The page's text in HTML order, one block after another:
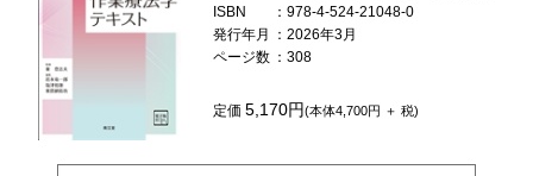
ISBN
：978-4-524-21048-0
発行年月
：2026年3月
ページ数 ：308
定価5,170円(本体4,700円 ＋ 税)